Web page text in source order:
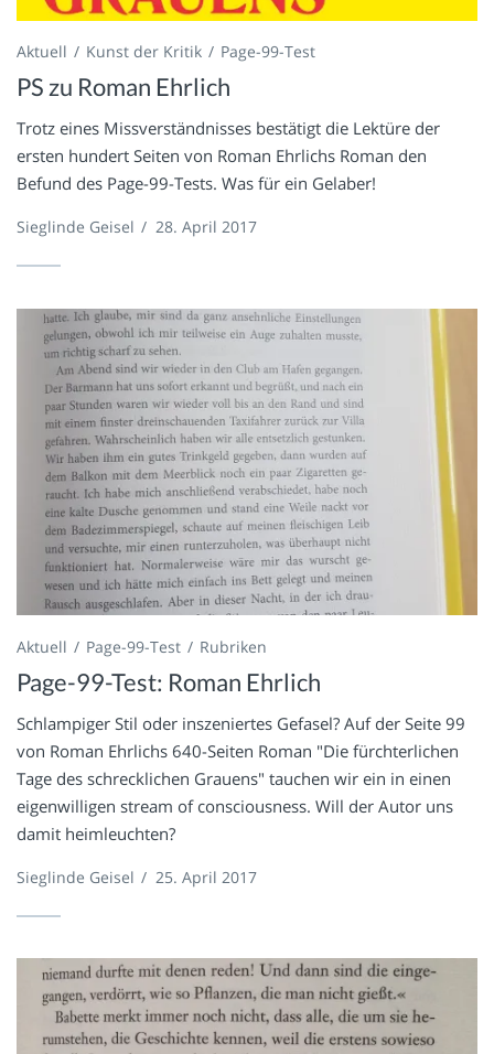
Aktuell Kunst der Kritik Page-99-Test
PS zu Roman Ehrlich
Trotz eines Missverständnisses bestätigt die Lektüre der
ersten hundert Seiten von Roman Ehrlichs Roman den
Befund des Page-99-Tests. Was für ein Gelaber!
Sieglinde Geisel / 28. April 2017
Aktuell Page-99-Test Rubriken
Page-99-Test: Roman Ehrlich
Schlampiger Stil oder inszeniertes Gefasel? Auf der Seite 99
von Roman Ehrlichs 640-Seiten Roman "Die fürchterlichen
Tage des schrecklichen Grauens" tauchen wir ein in einen
eigenwilligen stream of consciousness. Will der Autor uns
damit heimleuchten?
Sieglinde Geisel / 25. April 2017